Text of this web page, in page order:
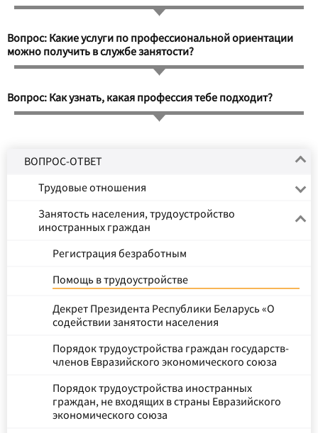
Вопрос: Какие услуги по профессиональной ориентации
можно получить в службе занятости?
Вопрос: Как узнать, какая профессия тебе подходит?
ВОПРОС-ОТВЕТ
Трудовые отношения
Занятость населения, трудоустройство
иностранных граждан
Регистрация безработным
Помощь в трудоустройстве
Декрет Президента Республики Беларусь «О
содействии занятости населения
Порядок трудоустройства граждан государств-
членов Евразийского экономического союза
Порядок трудоустройства иностранных
граждан, не входящих в страны Евразийского
экономического союза